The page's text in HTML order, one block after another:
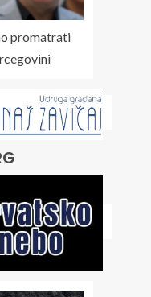
promatrati